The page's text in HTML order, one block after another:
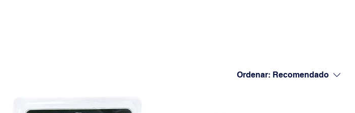
Ordenar: Recomendado